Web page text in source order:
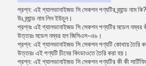
প্রশ্ন: এই গ্যালভানাইজড সি সেকশন পণ্যটির ব্র্যান্ড নাম কি?
উঃ ব্র্যান্ড নাম লিন ইউচুন।
প্রশ্নঃ এই গ্যালভানাইজড সি সেকশন পণ্যটির মডেল নম্বর
উত্তরঃ মডেল নম্বর হল জিসিএস-এ৬।
প্রশ্ন: এই গ্যালভানাইজড সি সেকশন পণ্যটি কোথায় তৈরি
উত্তরঃ এই পণ্যটি চীনের কিংডাওতে তৈরি করা হয়।
প্রশ্ন: এই গ্যালভানাইজড সি সেকশন পণ্যটির কী কী